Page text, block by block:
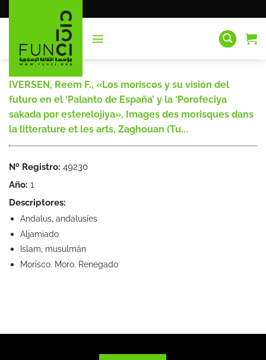
al
IVERSEN, Reem F., «Los moriscos y su visión del
futuro en el ‘Palanto de España’ y la ‘Porofeciya
sakada por esterelojiya», Images des morisques dans
la litterature et les arts, Zaghouan (Tu...
Nº Registro: 49230
Año: 1
Descriptores:
Andalus, andalusíes
Aljamiado
Islam, musulmán
Morisco. Moro. Renegado